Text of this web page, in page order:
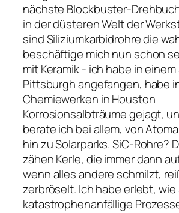
nächste Blockbuster-
in der düsteren Welt der
sind Siliziumkarbidrohre die
beschäftige mich nun schon
mit Keramik - ich habe in
Pittsburgh angefangen, habe
Chemiewerken in Houston
Korrosionsalbträume gejagt,
berate ich bei allem, von
hin zu Solarparks. SiC-Rohre?
zähen Kerle, die immer dann
wenn alles andere schmilzt,
zerbröselt. Ich habe erlebt, wie
katastrophenanfällige